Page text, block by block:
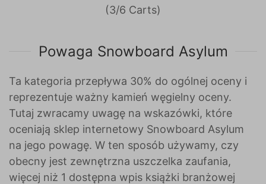
(3/6 Carts)
Powaga Snowboard Asylum
Ta kategoria przepływa 30% do ogólnej oceny i
reprezentuje ważny kamień węgielny oceny.
Tutaj zwracamy uwagę na wskazówki, które
oceniają sklep internetowy Snowboard Asylum
na jego powagę. W ten sposób używamy, czy
obecny jest zewnętrzna uszczelka zaufania,
więcej niż 1 dostępna wpis książki branżowej